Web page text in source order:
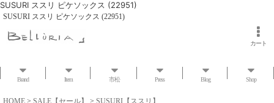
SUSURI ススリ ピケソックス (22951)
SUSURI ススリ ピケソックス (22951)
カート
Brand Item 市松 Press Blog Shop
HOME > SALE【セール】 > SUSURI【ススリ】